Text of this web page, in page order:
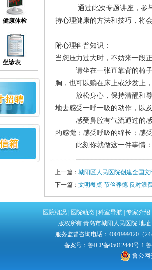
健康体检
坐诊表
通过此次专题讲座，参
持心理健康的方法和技巧，将
附心理科普知识：
当您压力过大时，不妨来一段
请坐在一张直靠背的椅
胸，也可以躺在床上或沙发上
放松身心，保持清醒和
地去感受一呼一吸的动作，以
感受鼻腔有气流通过的
的感觉；感受呼吸的绵长；感受
此刻你就做这一件事情
上一篇： 城阳区人民医院创建全国文
下一篇： 文明餐桌 节俭养德 反对浪
医院概况 医院动态 科室导航 专家介绍
版权所有 青岛市城阳人民医院 地
服务监督咨询电话：4001999120（
备案号： 鲁ICP备05012440号-1
鲁公网